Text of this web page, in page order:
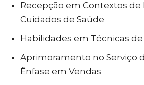
Recepção em Contextos de
Cuidados de Saúde
Habilidades em Técnicas
Aprimoramento no Serviço
Ênfase em Vendas